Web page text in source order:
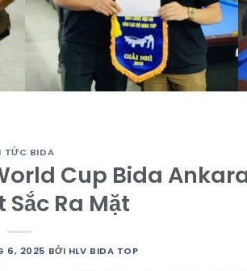
TỨC BIDA
Cup Bida
Sắc Ra Mặt
6, 2025 BỞI HLV BIDA TOP